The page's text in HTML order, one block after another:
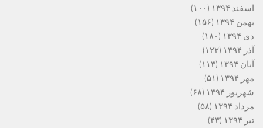
اسفند ۱۳۹۴
(۱۰۰)
بهمن ۱۳۹۴
(۱۵۶)
دی ۱۳۹۴
(۱۸۰)
آذر ۱۳۹۴
(۱۲۲)
آبان ۱۳۹۴
(۱۱۳)
مهر ۱۳۹۴
(۵۱)
شهریور ۱۳۹۴
(۶۸)
مرداد ۱۳۹۴
(۵۸)
تیر ۱۳۹۴
(۴۳)